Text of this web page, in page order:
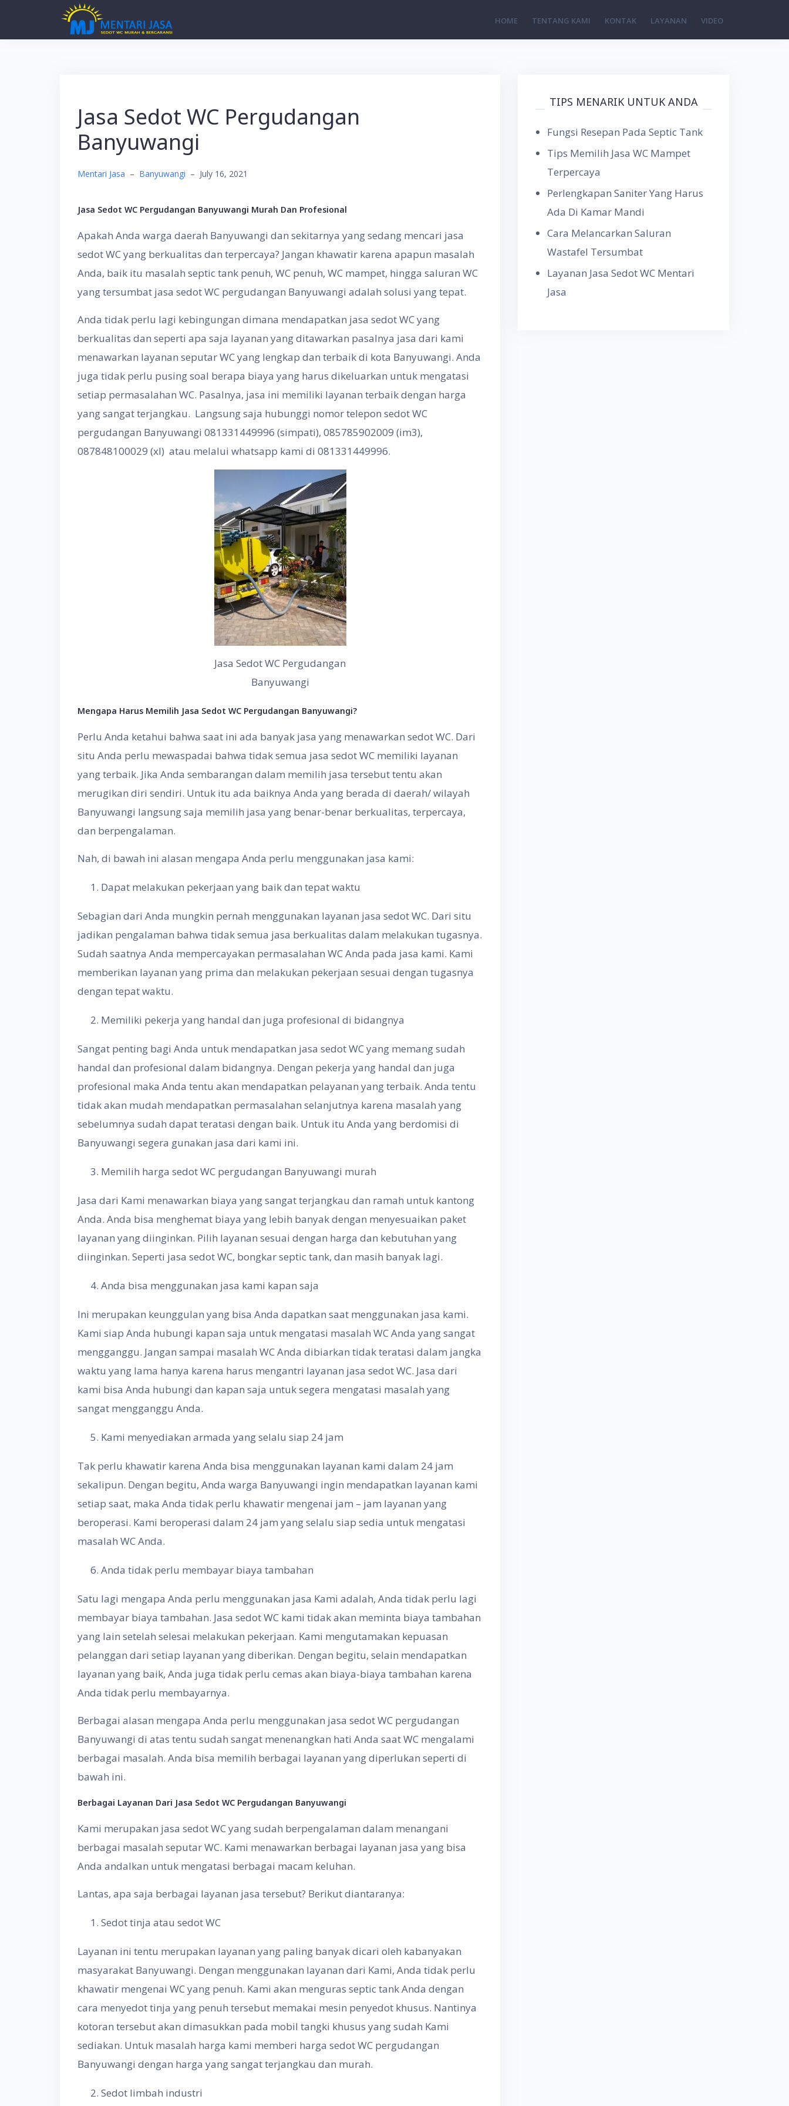
HOME TENTANG KAMI KONTAK LAYANAN VIDEO
Jasa Sedot WC Pergudangan
Banyuwangi
Mentari Jasa – Banyuwangi – July 16, 2021
Jasa Sedot WC Pergudangan Banyuwangi Murah Dan Profesional
Apakah Anda warga daerah Banyuwangi dan sekitarnya yang sedang mencari jasa
sedot WC yang berkualitas dan terpercaya? Jangan khawatir karena apapun masalah
Anda, baik itu masalah septic tank penuh, WC penuh, WC mampet, hingga saluran WC
yang tersumbat jasa sedot WC pergudangan Banyuwangi adalah solusi yang tepat.
Anda tidak perlu lagi kebingungan dimana mendapatkan jasa sedot WC yang
berkualitas dan seperti apa saja layanan yang ditawarkan pasalnya jasa dari kami
menawarkan layanan seputar WC yang lengkap dan terbaik di kota Banyuwangi. Anda
juga tidak perlu pusing soal berapa biaya yang harus dikeluarkan untuk mengatasi
setiap permasalahan WC. Pasalnya, jasa ini memiliki layanan terbaik dengan harga
yang sangat terjangkau. Langsung saja hubunggi nomor telepon sedot WC
pergudangan Banyuwangi 081331449996 (simpati), 085785902009 (im3),
087848100029 (xl) atau melalui whatsapp kami di 081331449996.
Jasa Sedot WC Pergudangan
Banyuwangi
Mengapa Harus Memilih Jasa Sedot WC Pergudangan Banyuwangi?
Perlu Anda ketahui bahwa saat ini ada banyak jasa yang menawarkan sedot WC. Dari
situ Anda perlu mewaspadai bahwa tidak semua jasa sedot WC memiliki layanan
yang terbaik. Jika Anda sembarangan dalam memilih jasa tersebut tentu akan
merugikan diri sendiri. Untuk itu ada baiknya Anda yang berada di daerah/ wilayah
Banyuwangi langsung saja memilih jasa yang benar-benar berkualitas, terpercaya,
dan berpengalaman.
Nah, di bawah ini alasan mengapa Anda perlu menggunakan jasa kami:
Dapat melakukan pekerjaan yang baik dan tepat waktu
Sebagian dari Anda mungkin pernah menggunakan layanan jasa sedot WC. Dari situ
jadikan pengalaman bahwa tidak semua jasa berkualitas dalam melakukan tugasnya.
Sudah saatnya Anda mempercayakan permasalahan WC Anda pada jasa kami. Kami
memberikan layanan yang prima dan melakukan pekerjaan sesuai dengan tugasnya
dengan tepat waktu.
Memiliki pekerja yang handal dan juga profesional di bidangnya
Sangat penting bagi Anda untuk mendapatkan jasa sedot WC yang memang sudah
handal dan profesional dalam bidangnya. Dengan pekerja yang handal dan juga
profesional maka Anda tentu akan mendapatkan pelayanan yang terbaik. Anda tentu
tidak akan mudah mendapatkan permasalahan selanjutnya karena masalah yang
sebelumnya sudah dapat teratasi dengan baik. Untuk itu Anda yang berdomisi di
Banyuwangi segera gunakan jasa dari kami ini.
Memilih harga sedot WC pergudangan Banyuwangi murah
Jasa dari Kami menawarkan biaya yang sangat terjangkau dan ramah untuk kantong
Anda. Anda bisa menghemat biaya yang lebih banyak dengan menyesuaikan paket
layanan yang diinginkan. Pilih layanan sesuai dengan harga dan kebutuhan yang
diinginkan. Seperti jasa sedot WC, bongkar septic tank, dan masih banyak lagi.
Anda bisa menggunakan jasa kami kapan saja
Ini merupakan keunggulan yang bisa Anda dapatkan saat menggunakan jasa kami.
Kami siap Anda hubungi kapan saja untuk mengatasi masalah WC Anda yang sangat
mengganggu. Jangan sampai masalah WC Anda dibiarkan tidak teratasi dalam jangka
waktu yang lama hanya karena harus mengantri layanan jasa sedot WC. Jasa dari
kami bisa Anda hubungi dan kapan saja untuk segera mengatasi masalah yang
sangat mengganggu Anda.
Kami menyediakan armada yang selalu siap 24 jam
Tak perlu khawatir karena Anda bisa menggunakan layanan kami dalam 24 jam
sekalipun. Dengan begitu, Anda warga Banyuwangi ingin mendapatkan layanan kami
setiap saat, maka Anda tidak perlu khawatir mengenai jam – jam layanan yang
beroperasi. Kami beroperasi dalam 24 jam yang selalu siap sedia untuk mengatasi
masalah WC Anda.
Anda tidak perlu membayar biaya tambahan
Satu lagi mengapa Anda perlu menggunakan jasa Kami adalah, Anda tidak perlu lagi
membayar biaya tambahan. Jasa sedot WC kami tidak akan meminta biaya tambahan
yang lain setelah selesai melakukan pekerjaan. Kami mengutamakan kepuasan
pelanggan dari setiap layanan yang diberikan. Dengan begitu, selain mendapatkan
layanan yang baik, Anda juga tidak perlu cemas akan biaya-biaya tambahan karena
Anda tidak perlu membayarnya.
Berbagai alasan mengapa Anda perlu menggunakan jasa sedot WC pergudangan
Banyuwangi di atas tentu sudah sangat menenangkan hati Anda saat WC mengalami
berbagai masalah. Anda bisa memilih berbagai layanan yang diperlukan seperti di
bawah ini.
Berbagai Layanan Dari Jasa Sedot WC Pergudangan Banyuwangi
Kami merupakan jasa sedot WC yang sudah berpengalaman dalam menangani
berbagai masalah seputar WC. Kami menawarkan berbagai layanan jasa yang bisa
Anda andalkan untuk mengatasi berbagai macam keluhan.
Lantas, apa saja berbagai layanan jasa tersebut? Berikut diantaranya:
Sedot tinja atau sedot WC
Layanan ini tentu merupakan layanan yang paling banyak dicari oleh kabanyakan
masyarakat Banyuwangi. Dengan menggunakan layanan dari Kami, Anda tidak perlu
khawatir mengenai WC yang penuh. Kami akan menguras septic tank Anda dengan
cara menyedot tinja yang penuh tersebut memakai mesin penyedot khusus. Nantinya
kotoran tersebut akan dimasukkan pada mobil tangki khusus yang sudah Kami
sediakan. Untuk masalah harga kami memberi harga sedot WC pergudangan
Banyuwangi dengan harga yang sangat terjangkau dan murah.
Sedot limbah industri
TIPS MENARIK UNTUK ANDA
Fungsi Resepan Pada Septic Tank
Tips Memilih Jasa WC Mampet
Terpercaya
Perlengkapan Saniter Yang Harus
Ada Di Kamar Mandi
Cara Melancarkan Saluran
Wastafel Tersumbat
Layanan Jasa Sedot WC Mentari
Jasa